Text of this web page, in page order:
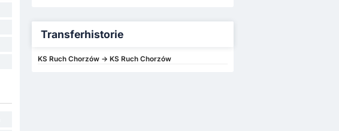
Transferhistorie
KS Ruch Chorzów -> KS Ruch Chorzów